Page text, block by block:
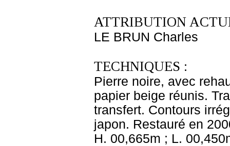
ATTRIBUTION
LE BRUN Charles
TECHNIQUES :
Pierre noire, avec
papier beige réunis.
transfert. Contours
japon. Restauré en
H. 00,665m ; L.